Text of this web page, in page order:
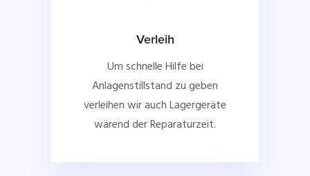
Verleih
Um schnelle Hilfe bei
Anlagenstillstand zu geben
verleihen wir auch Lagergeräte
wärend der Reparaturzeit.